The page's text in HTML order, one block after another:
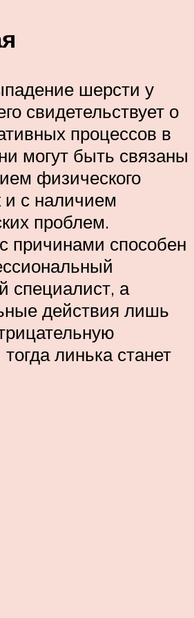
шерсти у
свидетельствует о
процессов в
могут быть связаны
физического
и с наличием
проблем.
причинами способен
специалист, а
действия лишь
линька станет